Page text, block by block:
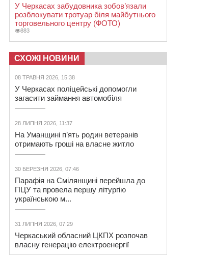
У Черкасах забудовника зобов’язали
розблокувати тротуар біля майбутнього
торговельного центру (ФОТО)
883
СХОЖІ НОВИНИ
08 ТРАВНЯ 2026, 15:38
У Черкасах поліцейські допомогли
загасити займання автомобіля
28 ЛИПНЯ 2026, 11:37
На Уманщині п’ять родин ветеранів
отримають гроші на власне житло
30 БЕРЕЗНЯ 2026, 07:46
Парафія на Смілянщині перейшла до
ПЦУ та провела першу літургію
українською м...
31 ЛИПНЯ 2026, 07:29
Черкаський обласний ЦКПХ розпочав
власну генерацію електроенергії